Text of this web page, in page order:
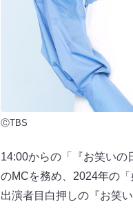
ⒸTBS
14:00からの「『お笑いの
のMCを務め、2024年の
出演者目白押しの『お笑